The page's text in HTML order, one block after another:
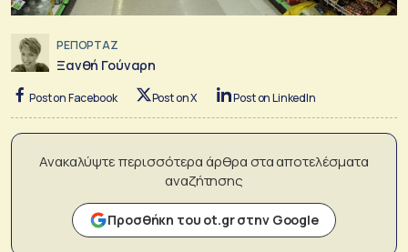
ΡΕΠΟΡΤΑΖ
Ξανθή Γούναρη
Post on Facebook Post on X Post on LinkedIn
Ανακαλύψτε περισσότερα άρθρα στα αποτελέσματα
αναζήτησης
Προσθήκη του ot.gr στην Google